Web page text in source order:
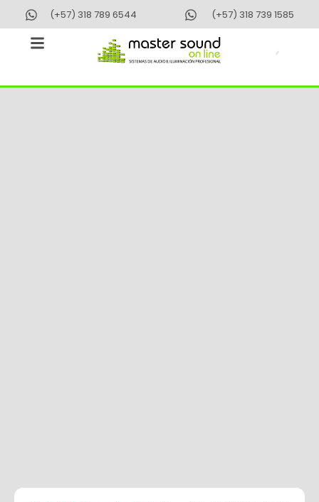
contenido
(+57) 318 789 6544 (+57) 318 739 1585